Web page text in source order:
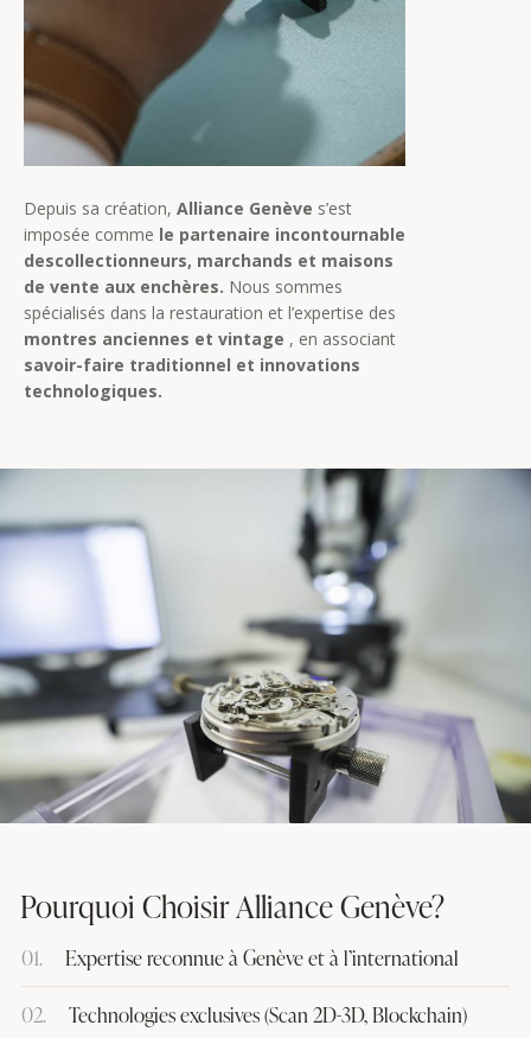
Depuis sa création, Alliance Genève s’est
imposée comme le partenaire incontournable
descollectionneurs, marchands et maisons
de vente aux enchères. Nous sommes
spécialisés dans la restauration et l’expertise des
montres anciennes et vintage , en associant
savoir-faire traditionnel et innovations
technologiques.
Pourquoi Choisir Alliance Genève?
01. Expertise reconnue à Genève et à l’international
02. Technologies exclusives (Scan 2D-3D, Blockchain)